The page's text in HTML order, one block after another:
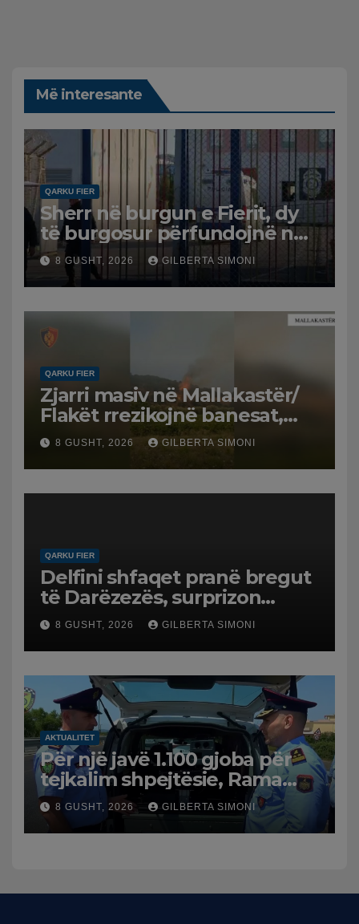
Më interesante
QARKU FIER
Sherr në burgun e Fierit, dy
të burgosur përfundojnë në
spital
8 GUSHT, 2026 GILBERTA SIMONI
QARKU FIER
Zjarri masiv në Mallakastër/
Flakët rrezikojnë banesat,
Policia evakuon disa familje
në Koilac
8 GUSHT, 2026 GILBERTA SIMONI
QARKU FIER
Delfini shfaqet pranë bregut
të Darëzezës, surprizon
pushuesit dhe banorët
8 GUSHT, 2026 GILBERTA SIMONI
AKTUALITET
Për një javë 1.100 gjoba për
tejkalim shpejtësie, Rama
publikon videon: Kamerat e
trafikut së shpejti në
funksion
8 GUSHT, 2026 GILBERTA SIMONI